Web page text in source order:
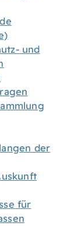
und
der
für